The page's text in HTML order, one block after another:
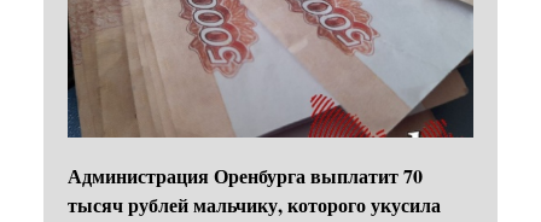
Администрация Оренбурга выплатит 70
тысяч рублей мальчику, которого укусила